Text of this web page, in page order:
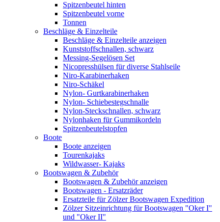
Spitzenbeutel hinten
Spitzenbeutel vorne
Tonnen
Beschläge & Einzelteile
Beschläge & Einzelteile anzeigen
Kunststoffschnallen, schwarz
Messing-Segelösen Set
Nicopresshülsen für diverse Stahlseile
Niro-Karabinerhaken
Niro-Schäkel
Nylon- Gurtkarabinerhaken
Nylon- Schiebestegschnalle
Nylon-Steckschnallen, schwarz
Nylonhaken für Gummikordeln
Spitzenbeutelstopfen
Boote
Boote anzeigen
Tourenkajaks
Wildwasser- Kajaks
Bootswagen & Zubehör
Bootswagen & Zubehör anzeigen
Bootswagen - Ersatzräder
Ersatzteile für Zölzer Bootswagen Expedition
Zölzer Sitzeinrichtung für Bootswagen "Oker I"
und "Oker II"